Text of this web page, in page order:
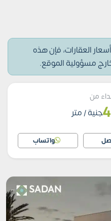
العقارات، فإن هذه
خارج مسؤولية الموقع.
من
جنية/ متر
واتساب